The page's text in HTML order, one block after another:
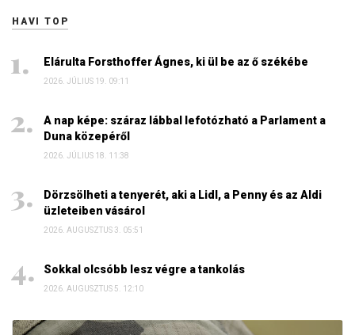
HAVI TOP
Elárulta Forsthoffer Ágnes, ki ül be az ő székébe
2026. JÚLIUS 19. 09:11
A nap képe: száraz lábbal lefotózható a Parlament a
Duna közepéről
2026. JÚLIUS 18. 11:38
Dörzsölheti a tenyerét, aki a Lidl, a Penny és az Aldi
üzleteiben vásárol
2026. AUGUSZTUS 3. 05:51
Sokkal olcsóbb lesz végre a tankolás
2026. AUGUSZTUS 5. 12:10